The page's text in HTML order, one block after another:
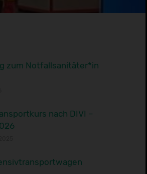
zum Notfallsanitäter*in
nach DIVI –